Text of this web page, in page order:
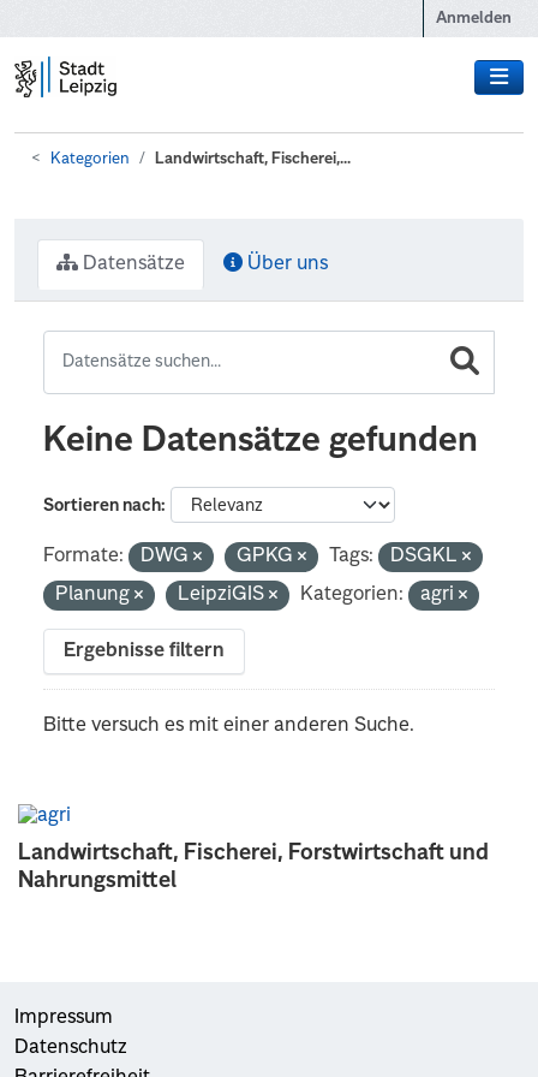
Anmelden
Kategorien Landwirtschaft, Fischerei,...
Landwirtschaft, Fischerei, Forstwirtschaft und
Nahrungsmittel
Datensätze Über uns
Keine Datensätze gefunden
Sortieren nach
Formate: DWG GPKG Tags:
DSGKL
Planung
LeipziGIS Kategorien: agri
Ergebnisse filtern
Bitte versuch es mit einer anderen Suche.
Impressum
Datenschutz